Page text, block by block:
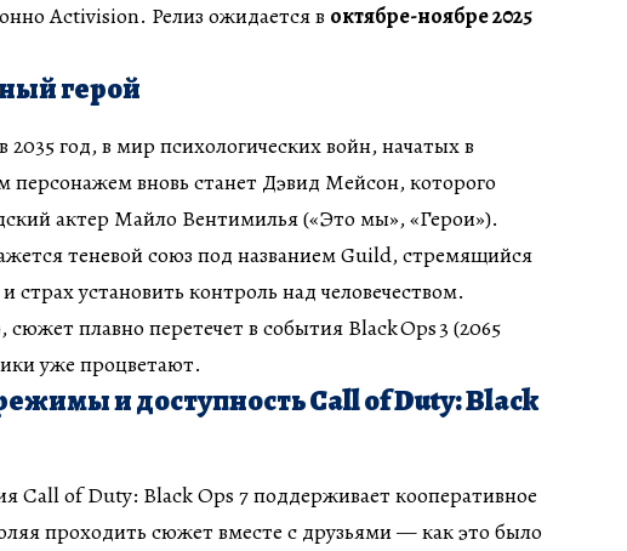
Activision. Релиз ожидается в октябре-ноябре 2025
герой
2035 год, в мир психологических войн, начатых в
персонажем вновь станет Дэвид Мейсон, которого
актер Майло Вентимилья («Это мы», «Герои»).
теневой союз под названием Guild, стремящийся
страх установить контроль над человечеством.
плавно перетечет в события Black Ops 3 (2065
уже процветают.
и доступность Call of Duty: Black
Call of Duty: Black Ops 7 поддерживает кооперативное
проходить сюжет вместе с друзьями — как это было